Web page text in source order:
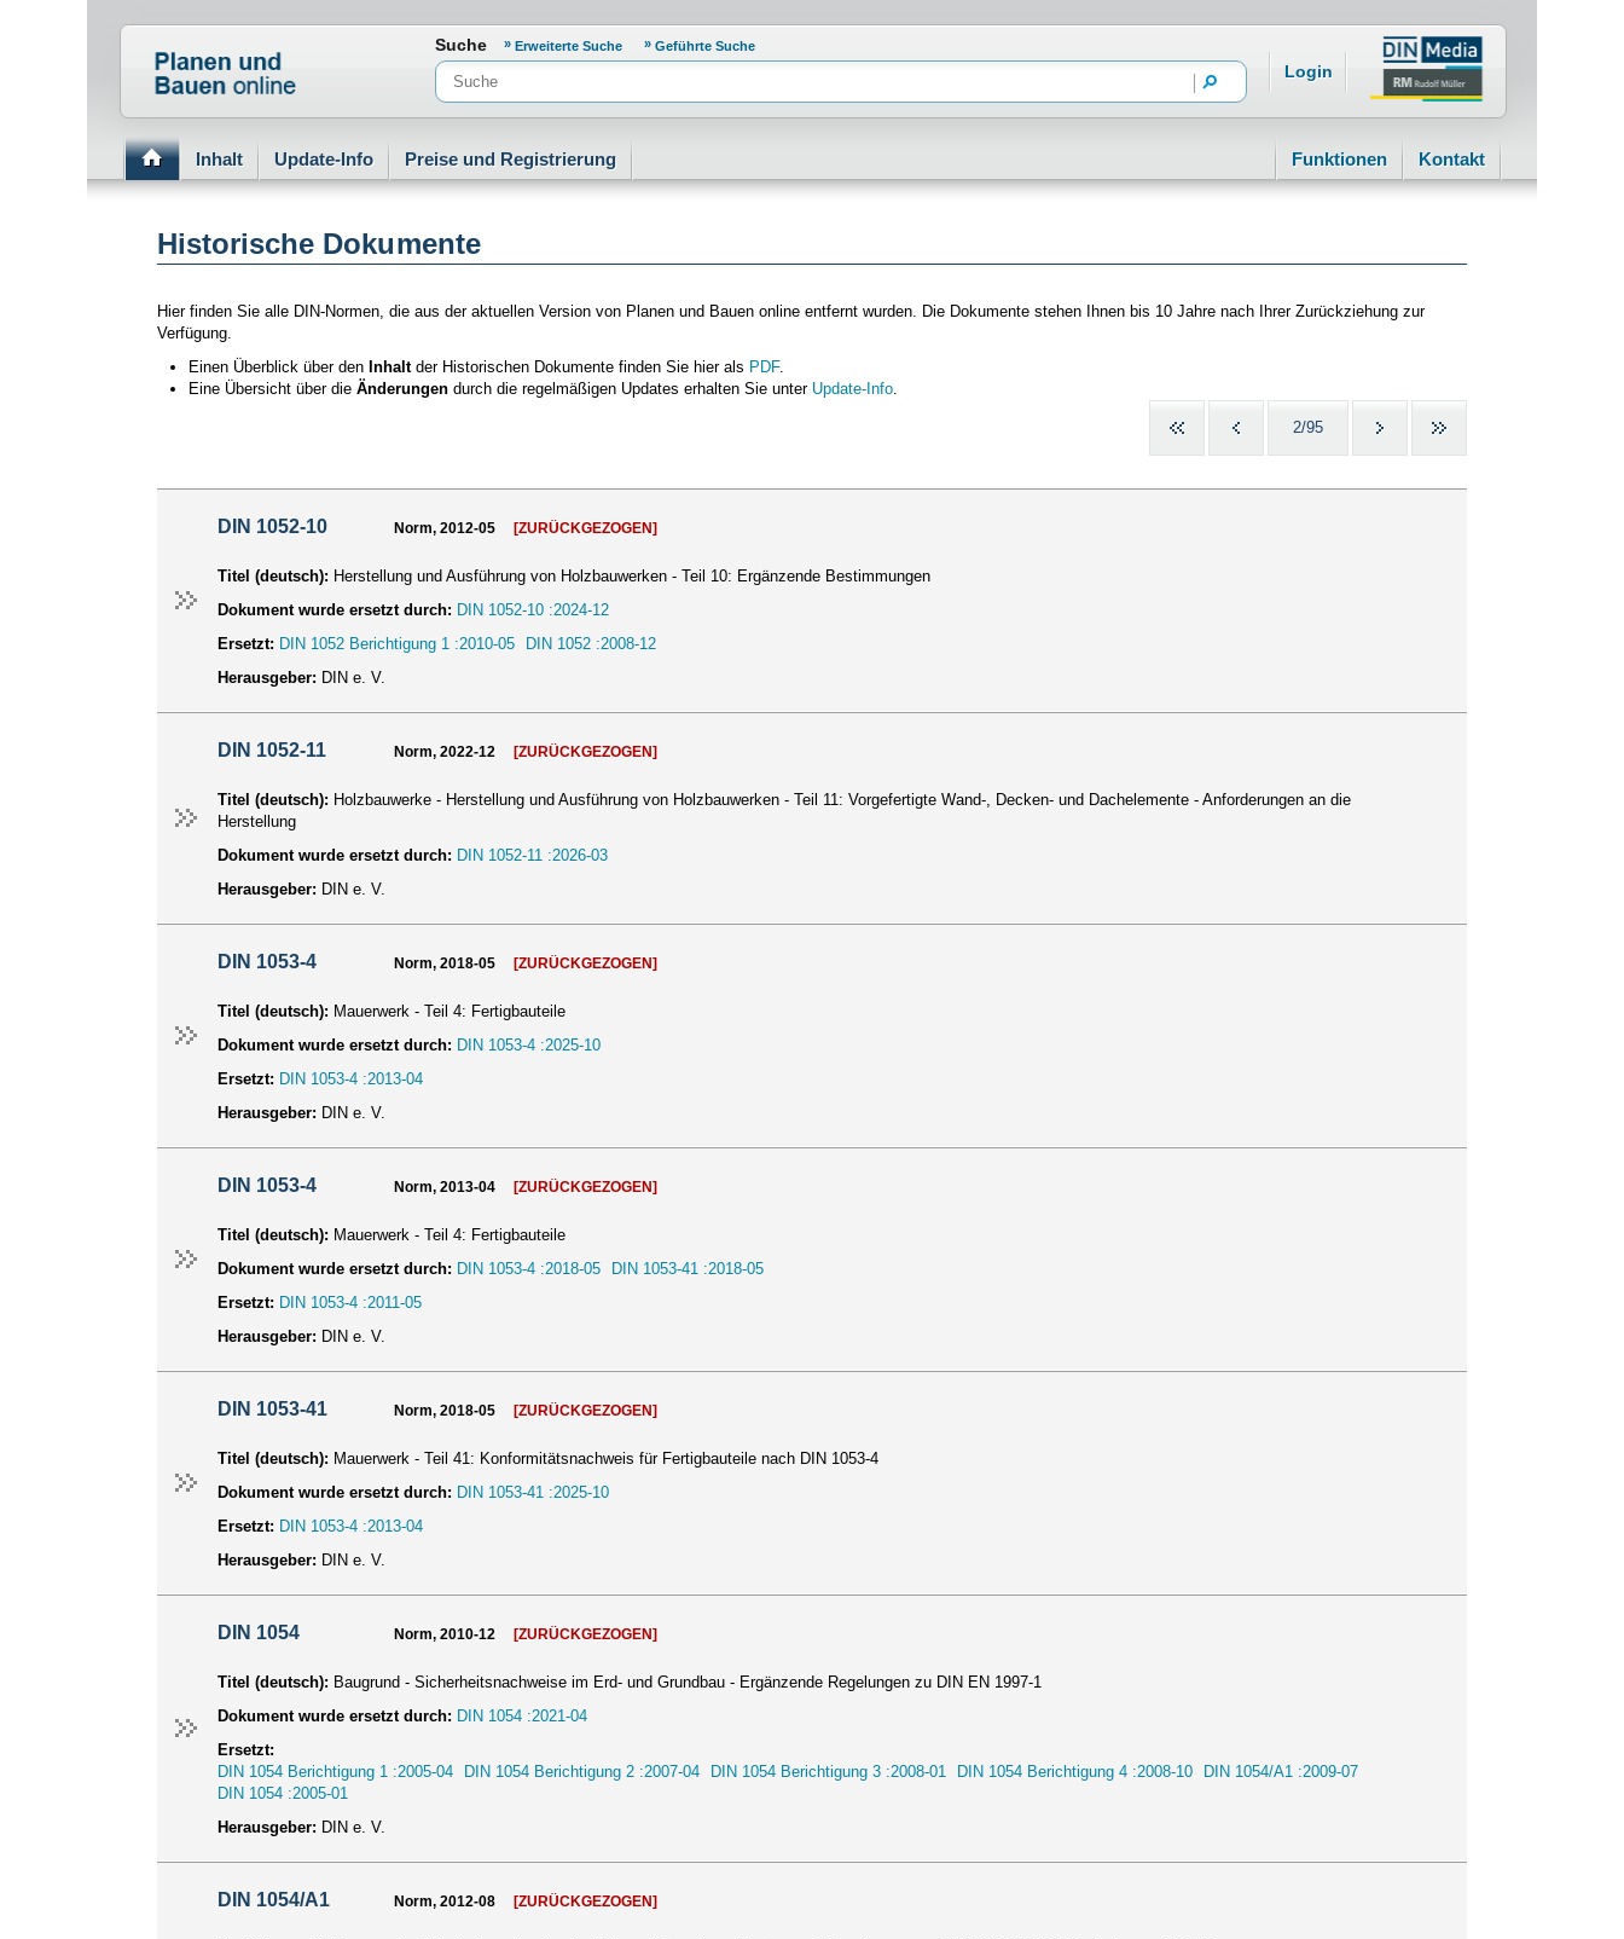
Normenportal Barrierefreiheit
Suche Erweiterte Suche Geführte Suche
Login
Inhalt Update-Info Preise und Registrierung Funktionen Kontakt
Historische Dokumente
Hier finden Sie alle DIN-Normen, die aus der aktuellen Version von Planen und Bauen online entfernt wurden. Die Dokumente stehen Ihnen bis 10 Jahre nach Ihrer Zurückziehung zur
Verfügung.
Einen Überblick über den Inhaltder Historischen Dokumente finden Sie hier als PDF.
Eine Übersicht über dieÄnderungen durch die regelmäßigen Updates erhalten Sie unter Update-Info.
2/95
DIN 1052-10 Norm, 2012-05 [ZURÜCKGEZOGEN]
Titel (deutsch): Herstellung und Ausführung von Holzbauwerken - Teil 10: Ergänzende Bestimmungen
Dokument wurde ersetzt durch: DIN 1052-10 :2024-12
Ersetzt: DIN 1052 Berichtigung 1 :2010-05
DIN 1052 :2008-12
Herausgeber: DIN e. V.
DIN 1052-11 Norm, 2022-12 [ZURÜCKGEZOGEN]
Titel (deutsch): Holzbauwerke - Herstellung und Ausführung von Holzbauwerken - Teil 11: Vorgefertigte Wand-, Decken- und Dachelemente - Anforderungen an die
Herstellung
Dokument wurde ersetzt durch: DIN 1052-11 :2026-03
Herausgeber: DIN e. V.
DIN 1053-4 Norm, 2018-05 [ZURÜCKGEZOGEN]
Titel (deutsch): Mauerwerk - Teil 4: Fertigbauteile
Dokument wurde ersetzt durch: DIN 1053-4 :2025-10
Ersetzt: DIN 1053-4 :2013-04
Herausgeber: DIN e. V.
DIN 1053-4 Norm, 2013-04 [ZURÜCKGEZOGEN]
Titel (deutsch): Mauerwerk - Teil 4: Fertigbauteile
Dokument wurde ersetzt durch: DIN 1053-4 :2018-05
DIN 1053-41 :2018-05
Ersetzt: DIN 1053-4 :2011-05
Herausgeber: DIN e. V.
DIN 1053-41 Norm, 2018-05 [ZURÜCKGEZOGEN]
Titel (deutsch): Mauerwerk - Teil 41: Konformitätsnachweis für Fertigbauteile nach DIN 1053-4
Dokument wurde ersetzt durch: DIN 1053-41 :2025-10
Ersetzt: DIN 1053-4 :2013-04
Herausgeber: DIN e. V.
DIN 1054 Norm, 2010-12 [ZURÜCKGEZOGEN]
Titel (deutsch): Baugrund - Sicherheitsnachweise im Erd- und Grundbau - Ergänzende Regelungen zu DIN EN 1997-1
Dokument wurde ersetzt durch: DIN 1054 :2021-04
Ersetzt:
DIN 1054 Berichtigung 1 :2005-04
DIN 1054 Berichtigung 2 :2007-04 DIN 1054 Berichtigung 3 :2008-01 DIN 1054 Berichtigung 4 :2008-10
DIN 1054/A1 :2009-07
DIN 1054 :2005-01
Herausgeber: DIN e. V.
DIN 1054/A1 Norm, 2012-08 [ZURÜCKGEZOGEN]